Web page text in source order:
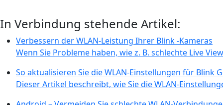
In Verbindung stehende Artikel:
Verbessern der WLAN-Leistung Ihrer Blink -Kameras
Wenn Sie Probleme haben, wie z. B. schlechte Live
So aktualisieren Sie die WLAN-Einstellungen für Blink
Dieser Artikel beschreibt, wie Sie die WLAN-